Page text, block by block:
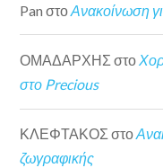
Pan στοΑνακοίνωση
ΟΜΑΔΑΡΧΗΣ στο
στο Precious
ΚΛΕΦΤΑΚΟΣ στο
ζωγραφικής